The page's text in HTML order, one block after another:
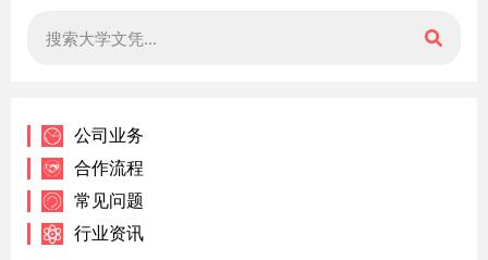
公司业务
合作流程
常见问题
行业资讯